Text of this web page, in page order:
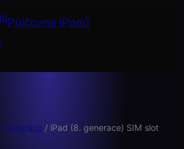
Půjčovna iPadů
generace / iPad (8. generace) SIM slot